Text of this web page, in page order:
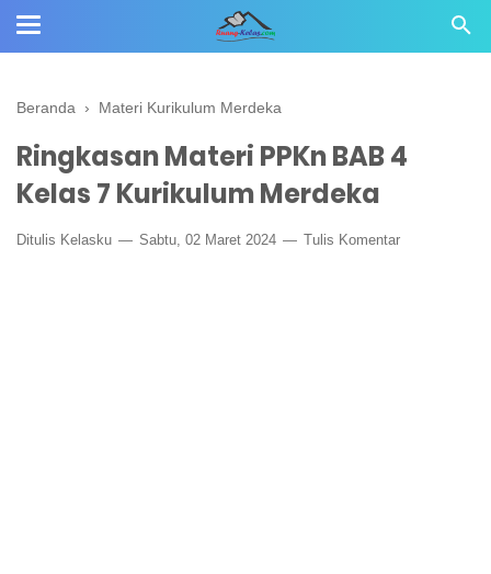
Beranda › Materi Kurikulum Merdeka
Ringkasan Materi PPKn BAB 4
Kelas 7 Kurikulum Merdeka
Ditulis Kelasku Sabtu, 02 Maret 2024 Tulis Komentar